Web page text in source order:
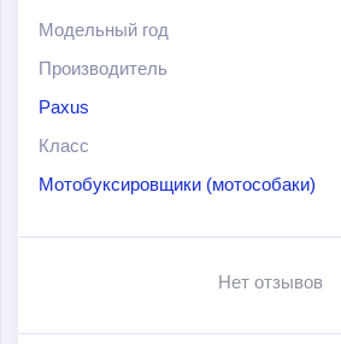
Рабочий объем двигателя, куб.
Система питания - карбюратор
Модельный год
Производитель
Paxus
Класс
Мотобуксировщики (мотособаки)
Нет отзывов